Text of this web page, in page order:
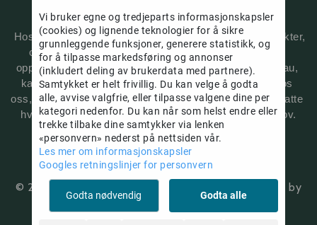
og utstyr til klatresenter.
Hos oss finner du kjente og trendy bestselgende produkter,
og noen eksklusive merkevarer du kanskje ikke har
oppdaget enda. Kjøp klatretak, klatresko, klatreseler, tau,
kalkposer, klær og annet klatreutstyr enkelt på nett hos
oss, og ikke nøl med å ta kontakt med våre erfarne ansatte
hvis du vil ha hjelp til å velge det som passer ditt behov.
© 2026 Klatredepot | CRIMP GROUP AS - Powered by
Mystore.no
Vi bruker egne og tredjeparts informasjonskapsler
(cookies) og lignende teknologier for å sikre
grunnleggende funksjoner, generere statistikk, og
for å tilpasse markedsføring og annonser
(inkludert deling av brukerdata med partnere).
Samtykket er helt frivillig. Du kan velge å godta
alle, avvise valgfrie, eller tilpasse valgene dine per
kategori nedenfor. Du kan når som helst endre eller
trekke tilbake dine samtykker via lenken
«personvern» nederst på nettsiden vår.
Les mer om informasjonskapsler
Googles retningslinjer for personvern
Godta nødvendig Godta alle